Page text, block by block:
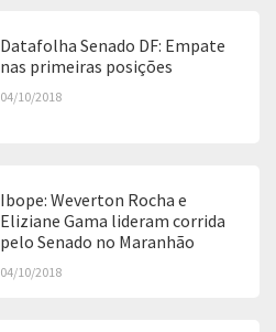
Datafolha Senado DF: Empate
nas primeiras posições
04/10/2018
Ibope: Weverton Rocha e
Eliziane Gama lideram corrida
pelo Senado no Maranhão
04/10/2018